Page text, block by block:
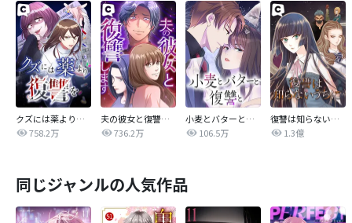
クズには薬より復讐を
758.2万
夫の彼女と復讐します
736.2万
小麦とバターと復讐と
106.5万
復讐は知らないうちに
1.3億
同じジャンルの人気作品